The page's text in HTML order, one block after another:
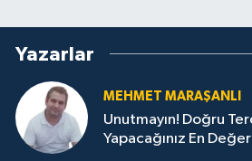
Yazarlar
MEHMET MARAŞANLI
Unutmayın! Doğru
Yapacağınız En